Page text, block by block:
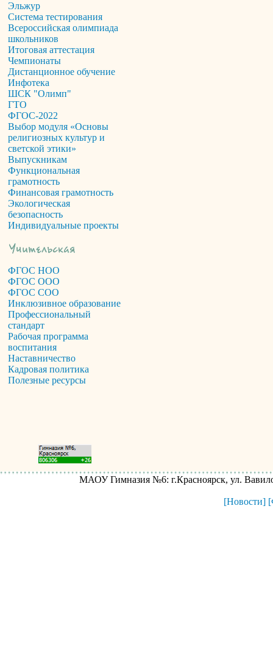
Эльжур
Система тестирования
Всероссийская олимпиада
школьников
Итоговая аттестация
Чемпионаты
Дистанционное обучение
Инфотека
ШСК "Олимп"
ГТО
ФГОС-2022
Выбор модуля «Основы
религиозных культур и
светской этики»
Выпускникам
Функциональная
грамотность
Финансовая грамотность
Экологическая
безопасность
Индивидуальные проекты
ФГОС НОО
ФГОС ООО
ФГОС СОО
Инклюзивное образование
Профессиональный
стандарт
Рабочая программа
воспитания
Наставничество
Кадровая политика
Полезные ресурсы
МАОУ Гимназия №6: г.Красноярск, ул.
[Новости]